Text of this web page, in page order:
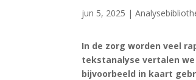
jun 5, 2025 |
In de zorg worden veel
tekstanalyse vertalen
bijvoorbeeld in kaart